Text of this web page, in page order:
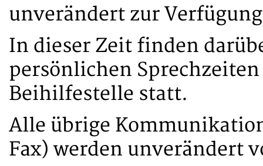
unverändert zur
In dieser Zeit finden
persönlichen
Beihilfestelle statt.
Alle übrige
Fax) werden unverändert